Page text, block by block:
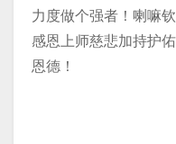
力度做个强者！喇嘛钦
感恩上师慈悲加持护
恩德！